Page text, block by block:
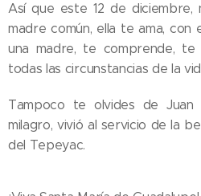
Así que este 12 de
madre común, ella te ama, con
una madre, te comprende,
todas las circunstancias de la
Tampoco te olvides de
milagro, vivió al servicio de la
del Tepeyac.